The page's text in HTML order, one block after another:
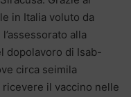
in Italia voluto da
alla
dopolavoro di Isab-
circa seimila
il vaccino nelle